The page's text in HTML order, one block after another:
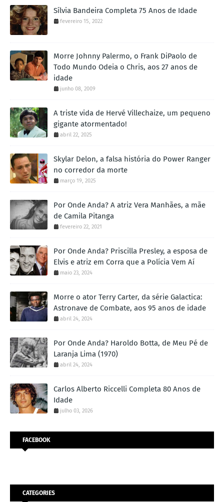
Sílvia Bandeira Completa 75 Anos de Idade
fevereiro 15, 2022
Morre Johnny Palermo, o Frank DiPaolo de
Todo Mundo Odeia o Chris, aos 27 anos de
idade
junho 08, 2009
A triste vida de Hervé Villechaize, um pequeno
gigante atormentado!
abril 22, 2025
Skylar Delon, a falsa história do Power Ranger
no corredor da morte
março 19, 2025
Por Onde Anda? A atriz Vera Manhães, a mãe
de Camila Pitanga
fevereiro 22, 2021
Por Onde Anda? Priscilla Presley, a esposa de
Elvis e atriz em Corra que a Polícia Vem Aí
maio 23, 2024
Morre o ator Terry Carter, da série Galactica:
Astronave de Combate, aos 95 anos de idade
abril 24, 2024
Por Onde Anda? Haroldo Botta, de Meu Pé de
Laranja Lima (1970)
abril 24, 2024
Carlos Alberto Riccelli Completa 80 Anos de
Idade
julho 03, 2026
FACEBOOK
CATEGORIES